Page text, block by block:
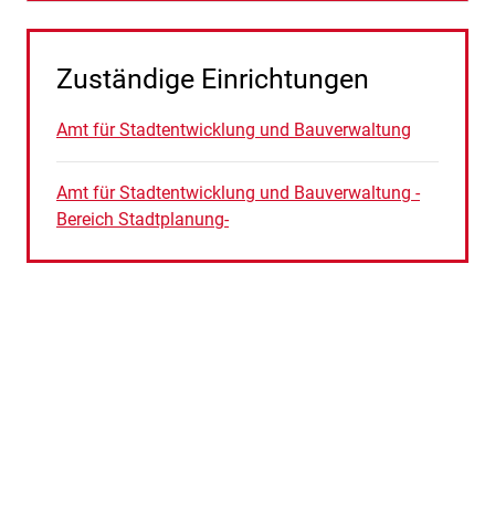
Zuständige Einrichtungen
Amt für Stadtentwicklung und Bauverwaltung
Amt für Stadtentwicklung und Bauverwaltung -
Bereich Stadtplanung-